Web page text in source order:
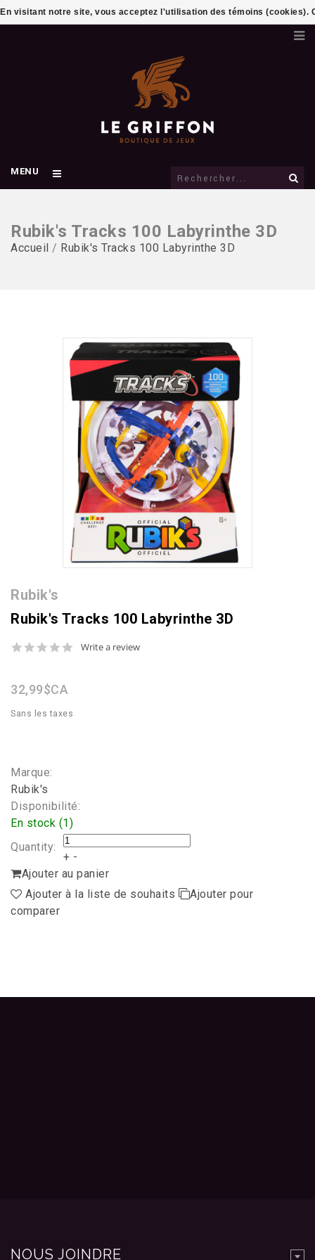
MENU
Rubik's Tracks 100 Labyrinthe 3D
Accueil / Rubik's Tracks 100 Labyrinthe 3D
Rubik's
Rubik's Tracks 100 Labyrinthe 3D
0.0
Write a review
32,99$CA
Sans les taxes
Marque:
Rubik's
Disponibilité:
En stock (1)
Quantity:
+ -
Ajouter au panier
Ajouter à la liste de souhaits
Ajouter pour
comparer
NOUS JOINDRE
En visitant notre site, vous acceptez l'utilisation des témoins